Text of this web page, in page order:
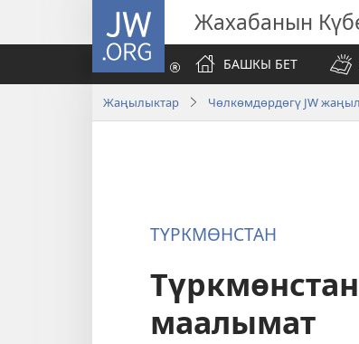
JW.ORG Жахабанын
БАШКЫ БЕТ
Жаңылыктар Чөлкөмдөрдөгү JW
ТҮРКМӨНСТАН
маалымат